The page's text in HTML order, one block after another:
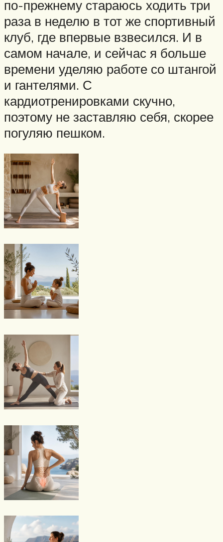
по-прежнему стараюсь ходить три
раза в неделю в тот же спортивный
клуб, где впервые взвесился. И в
самом начале, и сейчас я больше
времени уделяю работе со штангой
и гантелями. С
кардиотренировками скучно,
поэтому не заставляю себя, скорее
погуляю пешком.